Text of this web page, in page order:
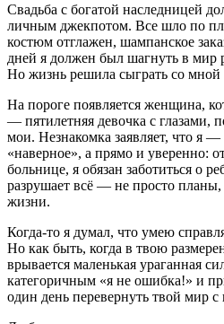
Свадьба с богатой наследницей
личным джекпотом. Все шло по
костюм отглажен, шампанское
дней я должен был шагнуть в мир
Но жизнь решила сыграть со мной
На пороге появляется женщина,
— пятилетняя девочка с глазами,
мои. Незнакомка заявляет, что я
«наверное», а прямо и уверенно:
больнице, я обязан заботиться о
разрушает всё — не просто планы,
жизни.
Когда-то я думал, что умею
Но как быть, когда в твою
врывается маленькая ураганная
категоричным «я не ошибка!» и
один день перевернуть твой мир с